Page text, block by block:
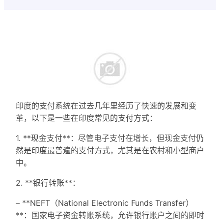
印度的支付系统在过去几年里经历了快速的发展和变
革，以下是一些在印度常见的支付方式：
1. **现金支付**：尽管电子支付在增长，但现金支付仍
然是印度最普遍的支付方式，尤其是在农村和小型商户
中。
2. **银行转账**：
– **NEFT（National Electronic Funds Transfer）
**：国家电子资金转账系统，允许银行账户之间的即时